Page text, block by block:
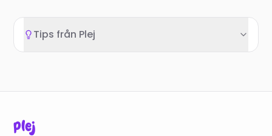
Tips från Plej
plej